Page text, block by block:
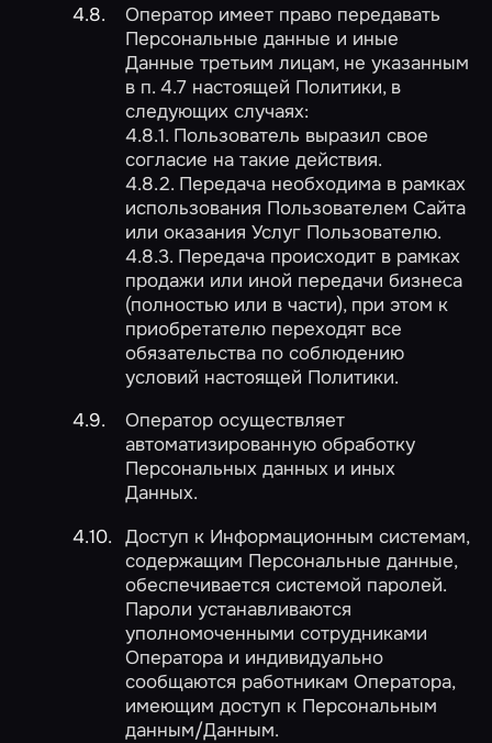
Оператор имеет право передавать
Персональные данные и иные
Данные третьим лицам, не указанным
в п. 4.7 настоящей Политики, в
следующих случаях:
4.8.1. Пользователь выразил свое
согласие на такие действия.
4.8.2. Передача необходима в рамках
использования Пользователем Сайта
или оказания Услуг Пользователю.
4.8.3. Передача происходит в рамках
продажи или иной передачи бизнеса
(полностью или в части), при этом к
приобретателю переходят все
обязательства по соблюдению
условий настоящей Политики.
Оператор осуществляет
автоматизированную обработку
Персональных данных и иных
Данных.
Доступ к Информационным системам,
содержащим Персональные данные,
обеспечивается системой паролей.
Пароли устанавливаются
уполномоченными сотрудниками
Оператора и индивидуально
сообщаются работникам Оператора,
имеющим доступ к Персональным
данным/Данным.